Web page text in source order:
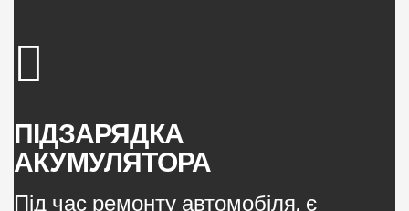
ПІДЗАРЯДКА
АКУМУЛЯТОРА
Під час ремонту автомобіля, є